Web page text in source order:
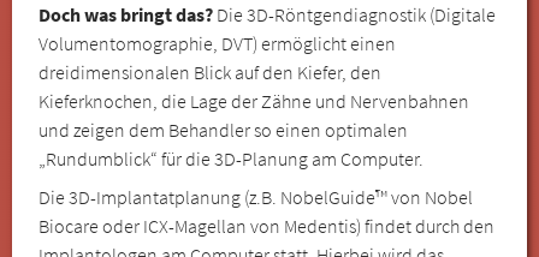
Doch was bringt das? Die 3D-Röntgendiagnostik (Digitale
Volumentomographie, DVT) ermöglicht einen
dreidimensionalen Blick auf den Kiefer, den
Kieferknochen, die Lage der Zähne und Nervenbahnen
und zeigen dem Behandler so einen optimalen
„Rundumblick“ für die 3D-Planung am Computer.
Die 3D-Implantatplanung (z.B. NobelGuide™ von Nobel
Biocare oder ICX-Magellan von Medentis) findet durch den